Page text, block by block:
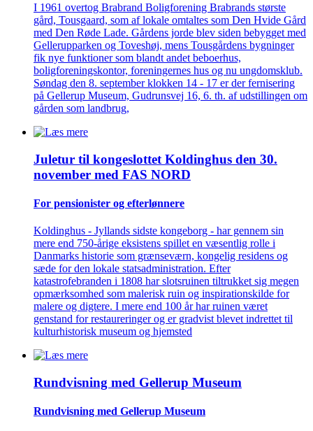
I 1961 overtog Brabrand Boligforening Brabrands største
gård, Tousgaard, som af lokale omtaltes som Den Hvide Gård
med Den Røde Lade. Gårdens jorde blev siden bebygget med
Gellerupparken og Toveshøj, mens Tousgårdens bygninger
fik nye funktioner som blandt andet beboerhus,
boligforeningskontor, foreningernes hus og nu ungdomsklub.
Søndag den 8. september klokken 14 - 17 er der fernisering
på Gellerup Museum, Gudrunsvej 16, 6. th. af udstillingen om
gården som landbrug,
Juletur til kongeslottet Koldinghus den 30.
november med FAS NORD
For pensionister og efterlønnere
Koldinghus - Jyllands sidste kongeborg - har gennem sin
mere end 750-årige eksistens spillet en væsentlig rolle i
Danmarks historie som grænseværn, kongelig residens og
sæde for den lokale statsadministration. Efter
katastrofebranden i 1808 har slotsruinen tiltrukket sig megen
opmærksomhed som malerisk ruin og inspirationskilde for
malere og digtere. I mere end 100 år har ruinen været
genstand for restaureringer og er gradvist blevet indrettet til
kulturhistorisk museum og hjemsted
Rundvisning med Gellerup Museum
Rundvisning med Gellerup Museum